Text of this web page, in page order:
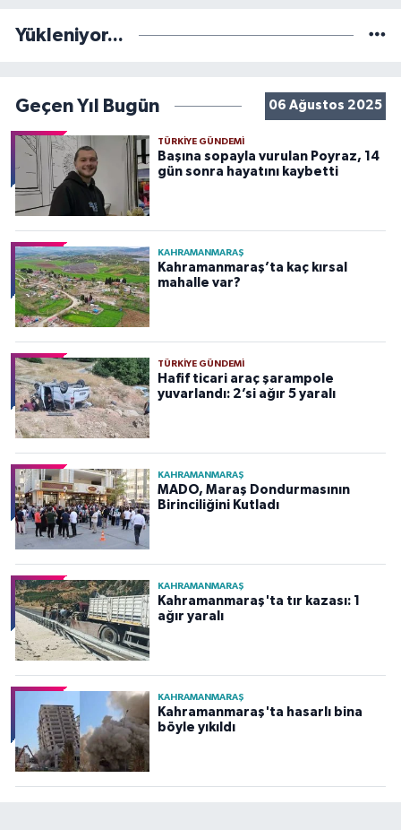
Yükleniyor...
Geçen Yıl Bugün 06 Ağustos 2025
TÜRKIYE GÜNDEMI
Başına sopayla vurulan Poyraz, 14
gün sonra hayatını kaybetti
KAHRAMANMARAŞ
Kahramanmaraş’ta kaç kırsal
mahalle var?
TÜRKIYE GÜNDEMI
Hafif ticari araç şarampole
yuvarlandı: 2’si ağır 5 yaralı
KAHRAMANMARAŞ
MADO, Maraş Dondurmasının
Birinciliğini Kutladı
KAHRAMANMARAŞ
Kahramanmaraş'ta tır kazası: 1
ağır yaralı
KAHRAMANMARAŞ
Kahramanmaraş'ta hasarlı bina
böyle yıkıldı